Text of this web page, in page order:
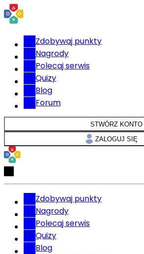
Zdobywaj punkty
Nagrody
Polecaj serwis
Quizy
Blog
Forum
STWÓRZ KONTO
ZALOGUJ SIĘ
Zdobywaj punkty
Nagrody
Polecaj serwis
Quizy
Blog